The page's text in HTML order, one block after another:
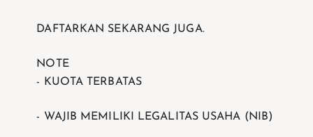
DAFTARKAN SEKARANG JUGA.
NOTE
- KUOTA TERBATAS
- WAJIB MEMILIKI LEGALITAS USAHA (NIB)